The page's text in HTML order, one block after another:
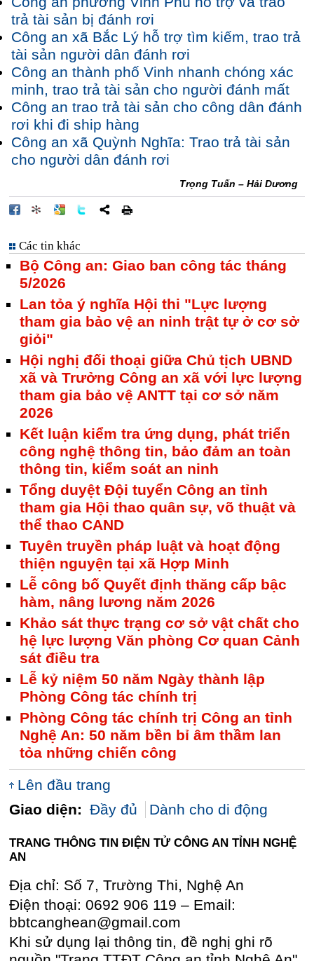
trả tài sản bị đánh rơi
Công an xã Bắc Lý hỗ trợ tìm kiếm, trao trả
tài sản người dân đánh rơi
Công an thành phố Vinh nhanh chóng xác
minh, trao trả tài sản cho người đánh mất
Công an trao trả tài sản cho công dân đánh
rơi khi đi ship hàng
Công an xã Quỳnh Nghĩa: Trao trả tài sản
cho người dân đánh rơi
Trọng Tuấn – Hải Dương
Các tin khác
Bộ Công an: Giao ban công tác tháng
5/2026
Lan tỏa ý nghĩa Hội thi "Lực lượng
tham gia bảo vệ an ninh trật tự ở cơ sở
giỏi"
Hội nghị đối thoại giữa Chủ tịch UBND
xã và Trưởng Công an xã với lực lượng
tham gia bảo vệ ANTT tại cơ sở năm
2026
Kết luận kiểm tra ứng dụng, phát triển
công nghệ thông tin, bảo đảm an toàn
thông tin, kiểm soát an ninh
Tổng duyệt Đội tuyển Công an tỉnh
tham gia Hội thao quân sự, võ thuật và
thể thao CAND
Tuyên truyền pháp luật và hoạt động
thiện nguyện tại xã Hợp Minh
Lễ công bố Quyết định thăng cấp bậc
hàm, nâng lương năm 2026
Khảo sát thực trạng cơ sở vật chất cho
hệ lực lượng Văn phòng Cơ quan Cảnh
sát điều tra
Lễ kỷ niệm 50 năm Ngày thành lập
Phòng Công tác chính trị
Phòng Công tác chính trị Công an tỉnh
Nghệ An: 50 năm bền bỉ âm thầm lan
tỏa những chiến công
Lên đầu trang
Giao diện: Đầy đủ Dành cho di động
TRANG THÔNG TIN ĐIỆN TỬ CÔNG AN TỈNH NGHỆ
AN
Địa chỉ: Số 7, Trường Thi, Nghệ An
Điện thoại: 0692 906 119 – Email:
bbtcanghean@gmail.com
Khi sử dụng lại thông tin, đề nghị ghi rõ